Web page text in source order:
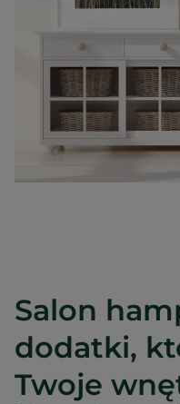
Salon
dodatki,
Twoje